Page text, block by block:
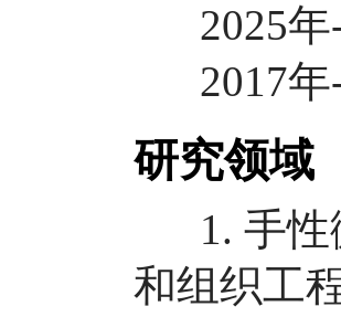
2025年-
2017年-
研究领域
1. 手性
和组织工